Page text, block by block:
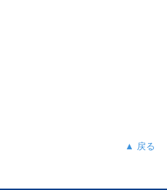
▲ 戻る